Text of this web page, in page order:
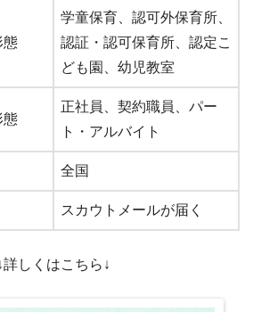
態
学童保育、認可外保育所、
認証・認可保育所、認定こ
ども園、幼児教室
態
正社員、契約職員、パー
ト・アルバイト
全国
スカウトメールが届く
詳しくはこちら↓